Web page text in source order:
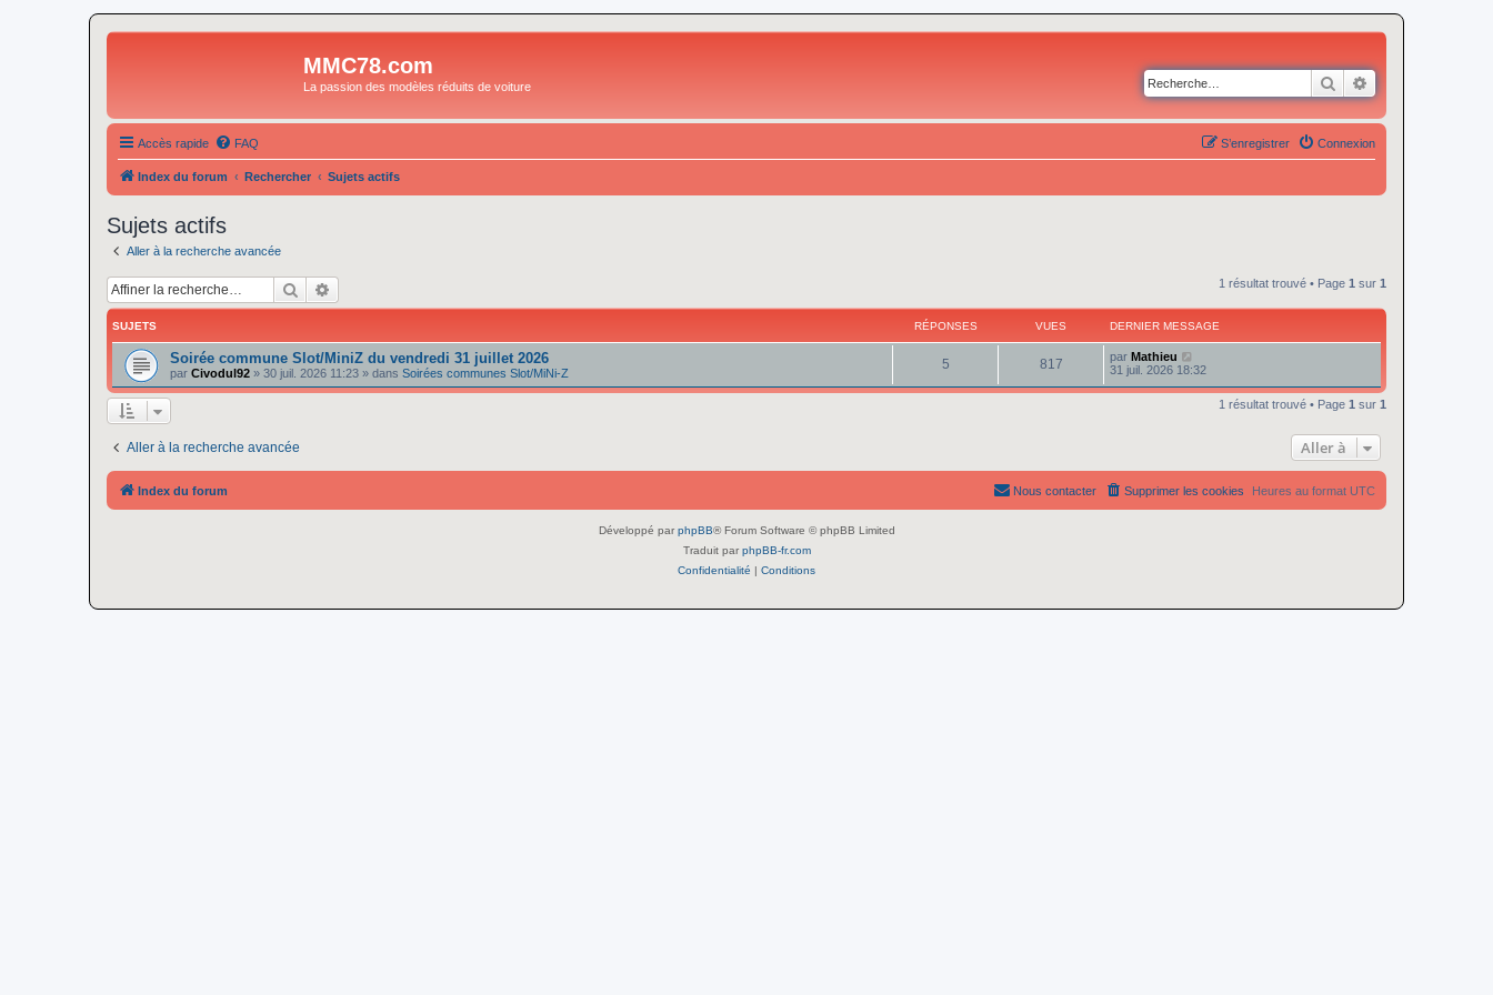
MMC78.com
La passion des modèles réduits de voiture Rechercher
Accès rapide FAQ Connexion
S’enregistrer
Index du forum Rechercher Sujets actifs
Sujets actifs
Aller à la recherche avancée
Rechercher 1 résultat trouvé • Page 1 sur 1
SUJETS RÉPONSES VUES DERNIER MESSAGE
Soirée commune Slot/MiniZ du vendredi 31 juillet 2026
par Civodul92 » 30 juil. 2026 11:23 » dans Soirées communes Slot/MiNi-Z
5 817 par Mathieu
31 juil. 2026 18:32
1 résultat trouvé • Page 1 sur 1
Aller à la recherche avancée Aller à
Index du forum Heures au format UTC
Supprimer les cookies
Nous contacter
Développé par phpBB® Forum Software © phpBB Limited
Traduit par phpBB-fr.com
Confidentialité | Conditions